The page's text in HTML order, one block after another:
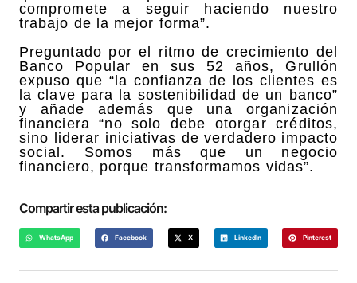
compromete a seguir haciendo nuestro
trabajo de la mejor forma”.
Preguntado por el ritmo de crecimiento del
Banco Popular en sus 52 años, Grullón
expuso que “la confianza de los clientes es
la clave para la sostenibilidad de un banco”
y añade además que una organización
financiera “no solo debe otorgar créditos,
sino liderar iniciativas de verdadero impacto
social. Somos más que un negocio
financiero, porque transformamos vidas”.
Compartir esta publicación:
WhatsApp Facebook X LinkedIn Pinterest